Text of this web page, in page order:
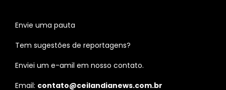
Envie uma pauta
Tem sugestões de reportagens?
Enviei um e-amil em nosso contato.
Email: contato@ceilandianews.com.br